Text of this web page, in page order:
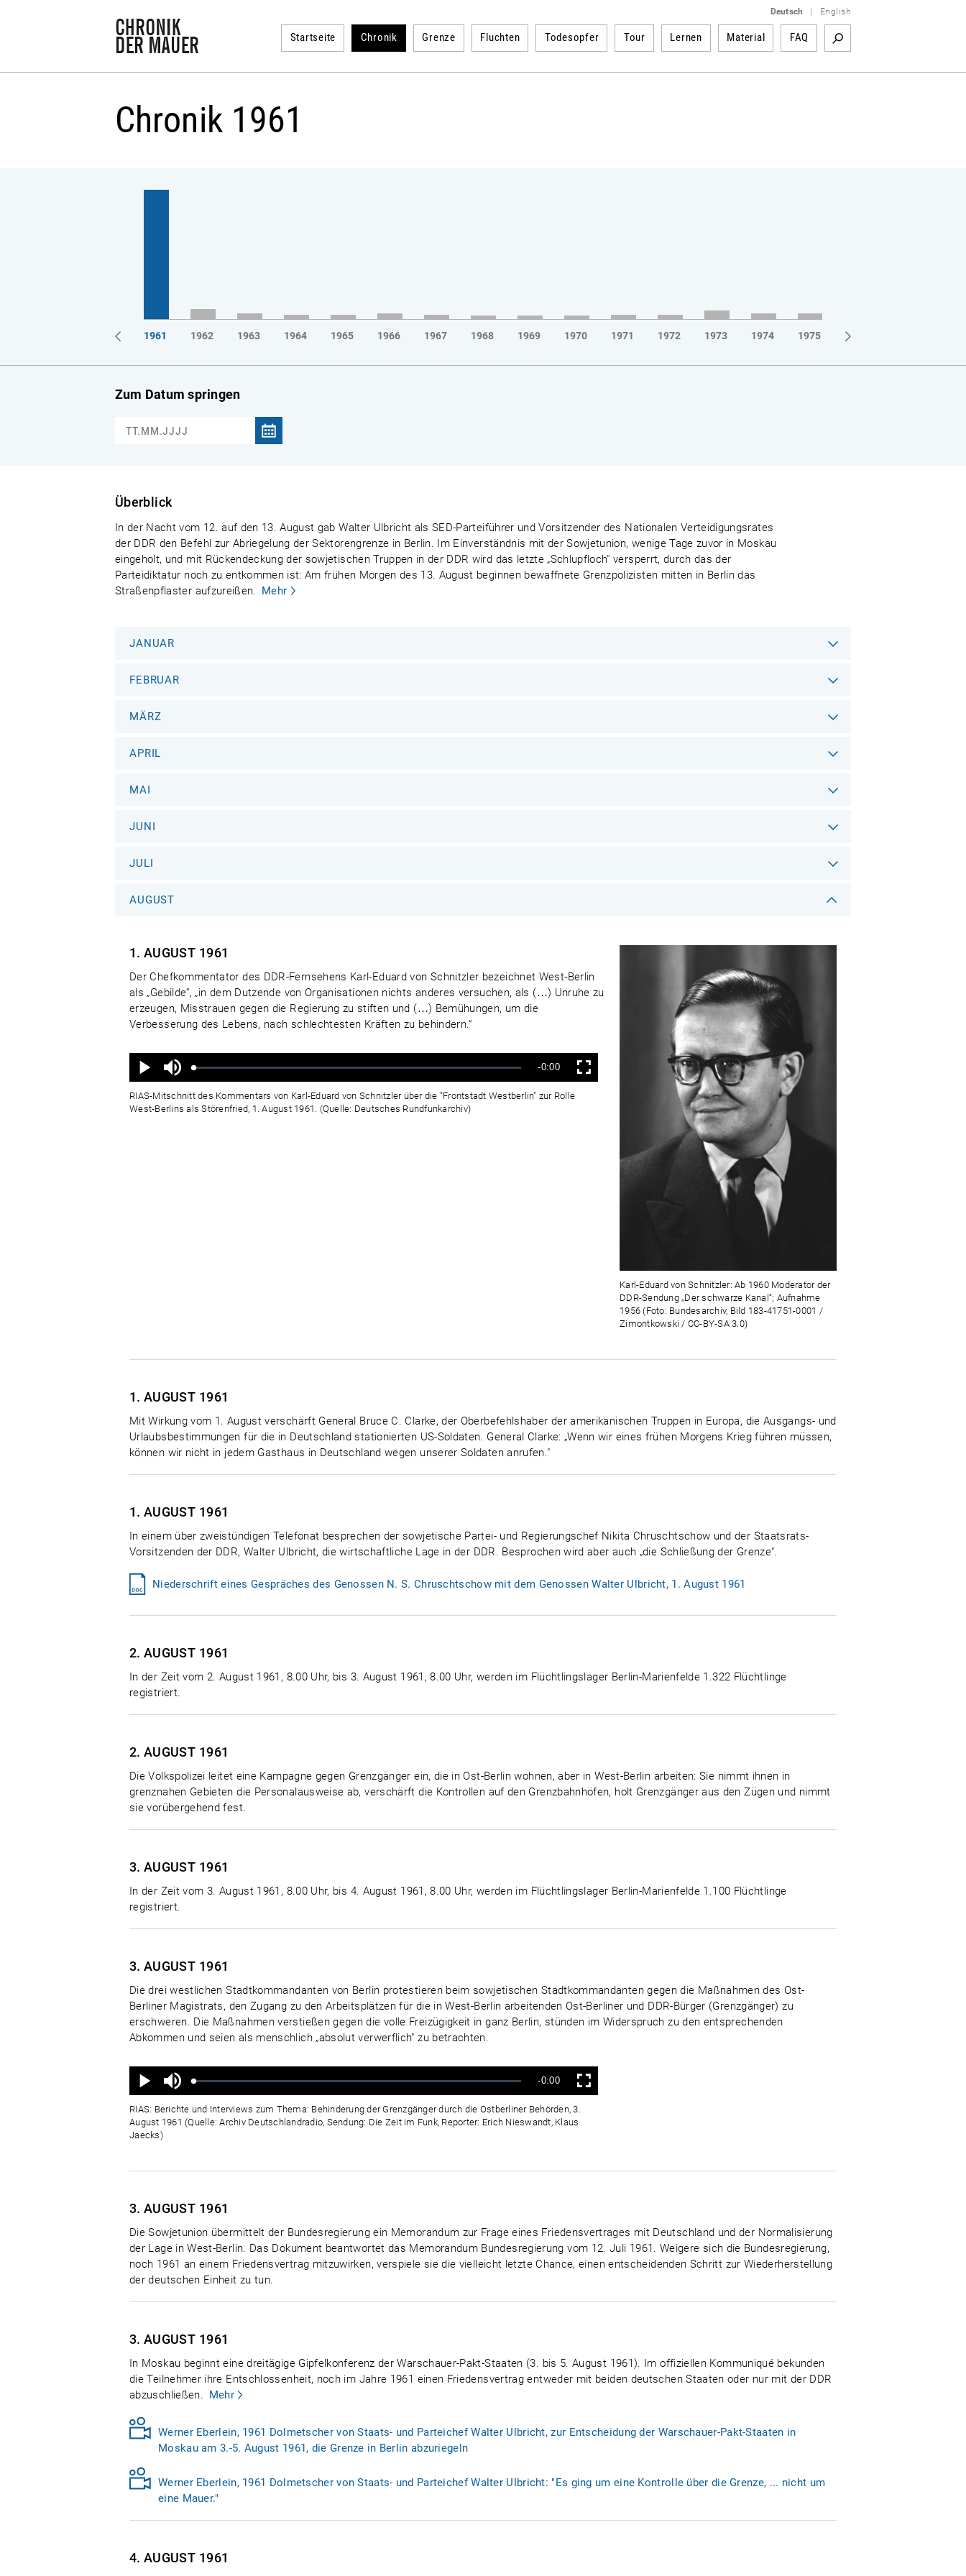
Deutsch English
Startseite Chronik Grenze Fluchten Todesopfer Tour Lernen Material FAQ
Chronik 1961
1961 1962 1963 1964 1965 1966 1967 1968 1969 1970 1971 1972 1973 1974 1975 1976
Zum Datum springen
Überblick
In der Nacht vom 12. auf den 13. August gab Walter Ulbricht als SED-Parteiführer und Vorsitzender des Nationalen Verteidigungsrates
der DDR den Befehl zur Abriegelung der Sektorengrenze in Berlin. Im Einverständnis mit der Sowjetunion, wenige Tage zuvor in Moskau
eingeholt, und mit Rückendeckung der sowjetischen Truppen in der DDR wird das letzte „Schlupfloch" versperrt, durch das der
Parteidiktatur noch zu entkommen ist: Am frühen Morgen des 13. August beginnen bewaffnete Grenzpolizisten mitten in Berlin das
Straßenpflaster aufzureißen. Mehr
JANUAR
FEBRUAR
MÄRZ
APRIL
MAI
JUNI
JULI
AUGUST
1. AUGUST 1961
Karl-Eduard von Schnitzler: Ab 1960 Moderator der
DDR-Sendung „Der schwarze Kanal“; Aufnahme
1956 (Foto: Bundesarchiv, Bild 183-41751-0001 /
Zimontkowski / CC-BY-SA 3.0)
Der Chefkommentator des DDR-Fernsehens Karl-Eduard von Schnitzler bezeichnet West-Berlin
als „Gebilde“, „in dem Dutzende von Organisationen nichts anderes versuchen, als (…) Unruhe zu
erzeugen, Misstrauen gegen die Regierung zu stiften und (…) Bemühungen, um die
Verbesserung des Lebens, nach schlechtesten Kräften zu behindern.“
Wiedergabe
Ton
aus
Geladen:
Status:
Verbleibende
Zeit
-0:00 Vollbild
RIAS-Mitschnitt des Kommentars von Karl-Eduard von Schnitzler über die "Frontstadt Westberlin" zur Rolle
West-Berlins als Störenfried, 1. August 1961. (Quelle: Deutsches Rundfunkarchiv)
1. AUGUST 1961
Mit Wirkung vom 1. August verschärft General Bruce C. Clarke, der Oberbefehlshaber der amerikanischen Truppen in Europa, die Ausgangs- und
Urlaubsbestimmungen für die in Deutschland stationierten US-Soldaten. General Clarke: „Wenn wir eines frühen Morgens Krieg führen müssen,
können wir nicht in jedem Gasthaus in Deutschland wegen unserer Soldaten anrufen."
1. AUGUST 1961
In einem über zweistündigen Telefonat besprechen der sowjetische Partei- und Regierungschef Nikita Chruschtschow und der Staatsrats-
Vorsitzenden der DDR, Walter Ulbricht, die wirtschaftliche Lage in der DDR. Besprochen wird aber auch „die Schließung der Grenze".
Niederschrift eines Gespräches des Genossen N. S. Chruschtschow mit dem Genossen Walter Ulbricht, 1. August 1961
2. AUGUST 1961
In der Zeit vom 2. August 1961, 8.00 Uhr, bis 3. August 1961, 8.00 Uhr, werden im Flüchtlingslager Berlin-Marienfelde 1.322 Flüchtlinge
registriert.
2. AUGUST 1961
Die Volkspolizei leitet eine Kampagne gegen Grenzgänger ein, die in Ost-Berlin wohnen, aber in West-Berlin arbeiten: Sie nimmt ihnen in
grenznahen Gebieten die Personalausweise ab, verschärft die Kontrollen auf den Grenzbahnhöfen, holt Grenzgänger aus den Zügen und nimmt
sie vorübergehend fest.
3. AUGUST 1961
In der Zeit vom 3. August 1961, 8.00 Uhr, bis 4. August 1961, 8.00 Uhr, werden im Flüchtlingslager Berlin-Marienfelde 1.100 Flüchtlinge
registriert.
3. AUGUST 1961
Die drei westlichen Stadtkommandanten von Berlin protestieren beim sowjetischen Stadtkommandanten gegen die Maßnahmen des Ost-
Berliner Magistrats, den Zugang zu den Arbeitsplätzen für die in West-Berlin arbeitenden Ost-Berliner und DDR-Bürger (Grenzgänger) zu
erschweren. Die Maßnahmen verstießen gegen die volle Freizügigkeit in ganz Berlin, stünden im Widerspruch zu den entsprechenden
Abkommen und seien als menschlich „absolut verwerflich" zu betrachten.
Wiedergabe
Ton
aus
Geladen:
Status:
Verbleibende
Zeit
-0:00 Vollbild
RIAS: Berichte und Interviews zum Thema: Behinderung der Grenzgänger durch die Ostberliner Behörden, 3.
August 1961 (Quelle: Archiv Deutschlandradio, Sendung: Die Zeit im Funk, Reporter: Erich Nieswandt, Klaus
Jaecks)
3. AUGUST 1961
Die Sowjetunion übermittelt der Bundesregierung ein Memorandum zur Frage eines Friedensvertrages mit Deutschland und der Normalisierung
der Lage in West-Berlin. Das Dokument beantwortet das Memorandum Bundesregierung vom 12. Juli 1961. Weigere sich die Bundesregierung,
noch 1961 an einem Friedensvertrag mitzuwirken, verspiele sie die vielleicht letzte Chance, einen entscheidenden Schritt zur Wiederherstellung
der deutschen Einheit zu tun.
3. AUGUST 1961
In Moskau beginnt eine dreitägige Gipfelkonferenz der Warschauer-Pakt-Staaten (3. bis 5. August 1961). Im offiziellen Kommuniqué bekunden
die Teilnehmer ihre Entschlossenheit, noch im Jahre 1961 einen Friedensvertrag entweder mit beiden deutschen Staaten oder nur mit der DDR
abzuschließen. Mehr
Werner Eberlein, 1961 Dolmetscher von Staats- und Parteichef Walter Ulbricht, zur Entscheidung der Warschauer-Pakt-Staaten in
Moskau am 3.-5. August 1961, die Grenze in Berlin abzuriegeln
Werner Eberlein, 1961 Dolmetscher von Staats- und Parteichef Walter Ulbricht: "Es ging um eine Kontrolle über die Grenze, ... nicht um
eine Mauer."
4. AUGUST 1961